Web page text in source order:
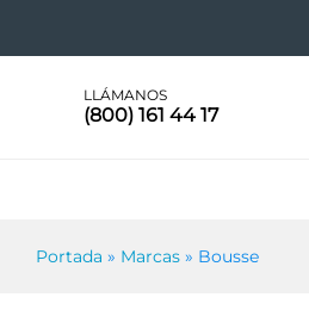
LLÁMANOS
(800) 161 44 17
Portada » Marcas » Bousse